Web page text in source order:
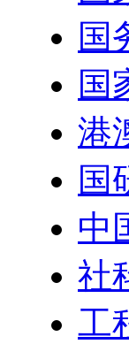
国
国
港
国
中
社
工